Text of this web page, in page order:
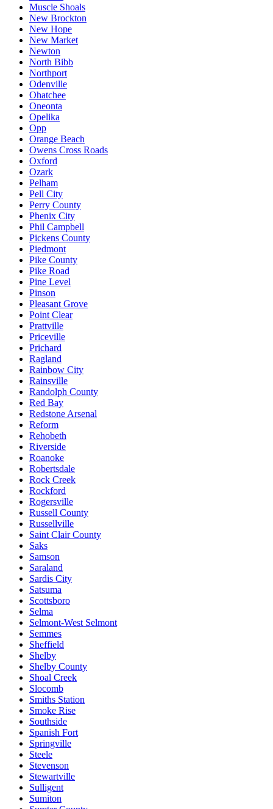
Muscle Shoals
New Brockton
New Hope
New Market
Newton
North Bibb
Northport
Odenville
Ohatchee
Oneonta
Opelika
Opp
Orange Beach
Owens Cross Roads
Oxford
Ozark
Pelham
Pell City
Perry County
Phenix City
Phil Campbell
Pickens County
Piedmont
Pike County
Pike Road
Pine Level
Pinson
Pleasant Grove
Point Clear
Prattville
Priceville
Prichard
Ragland
Rainbow City
Rainsville
Randolph County
Red Bay
Redstone Arsenal
Reform
Rehobeth
Riverside
Roanoke
Robertsdale
Rock Creek
Rockford
Rogersville
Russell County
Russellville
Saint Clair County
Saks
Samson
Saraland
Sardis City
Satsuma
Scottsboro
Selma
Selmont-West Selmont
Semmes
Sheffield
Shelby
Shelby County
Shoal Creek
Slocomb
Smiths Station
Smoke Rise
Southside
Spanish Fort
Springville
Steele
Stevenson
Stewartville
Sulligent
Sumiton